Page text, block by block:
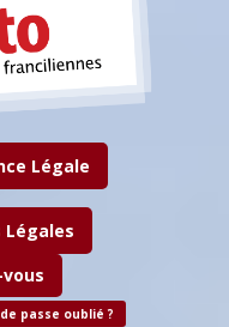
Légale
Légales
passe oublié ?